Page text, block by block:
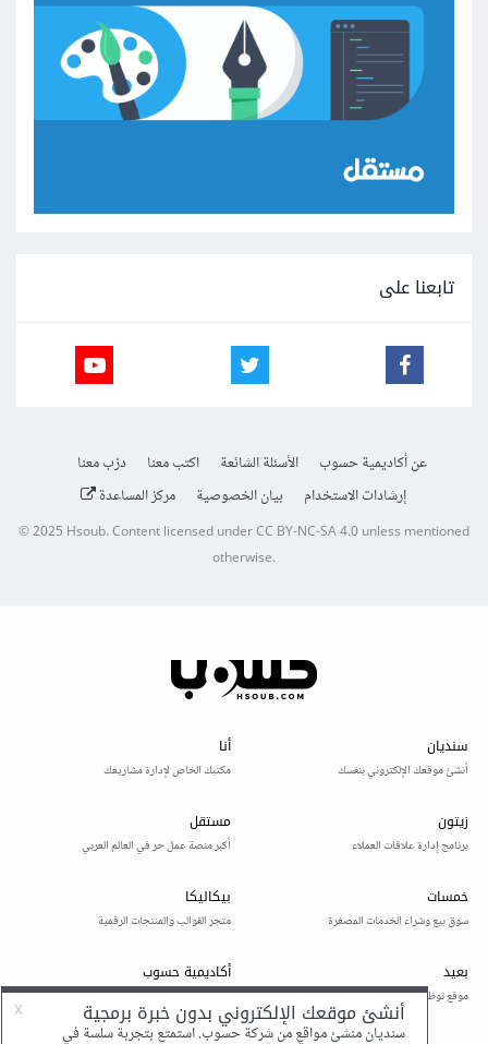
تابعنا على
عن أكاديمية حسوب الأسئلة الشائعة اكتب معنا
درّب معنا
إرشادات الاستخدام
بيان الخصوصية مركز المساعدة
© 2025Hsoub.Content licensed underCC BY-NC-SA 4.0unless mentioned
otherwise.